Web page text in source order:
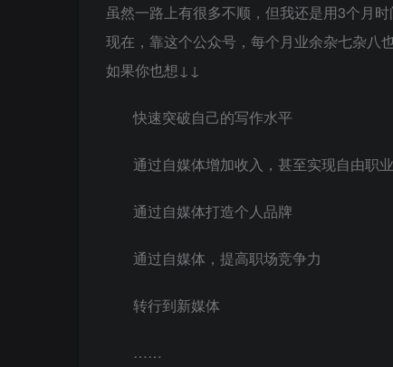
虽然一路上有很多不顺，但我还是用3个月
现在，靠这个公众号，每个月业余杂七杂八
如果你也想↓↓
快速突破自己的写作水平
通过自媒体增加收入，甚至实现自由职业
通过自媒体打造个人品牌
通过自媒体，提高职场竞争力
转行到新媒体
……